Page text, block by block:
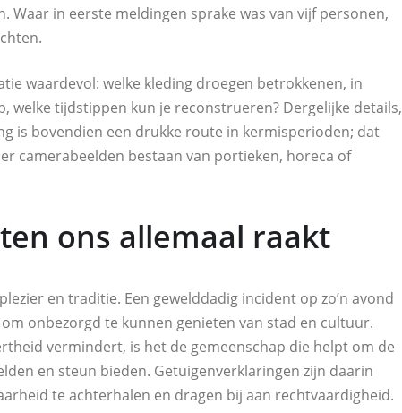
in eerste meldingen sprake was van vijf personen,
waardevol: welke kleding droegen betrokkenen, in
welke tijdstippen kun je reconstrueren? Dergelijke details,
is bovendien een drukke route in kermisperioden; dat
camerabeelden bestaan van portieken, horeca of
ons allemaal raakt
en traditie. Een gewelddadig incident op zo’n avond
onbezorgd te kunnen genieten van stad en cultuur.
vermindert, is het de gemeenschap die helpt om de
en steun bieden. Getuigenverklaringen zijn daarin
te achterhalen en dragen bij aan rechtvaardigheid.